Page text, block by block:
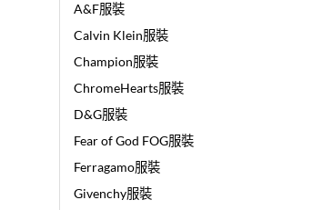
A&F服裝
Calvin Klein服裝
Champion服裝
ChromeHearts服裝
D&G服裝
Fear of God FOG服裝
Ferragamo服裝
Givenchy服裝